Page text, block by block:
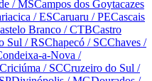
/ MSCampos dos Goytacazes
/ ESCaruaru / PECascais
Branco / CTBCastro
Sul / RSChapecó / SCChaves /
a-Nova /
Criciúma / SCCruzeiro do Sul /